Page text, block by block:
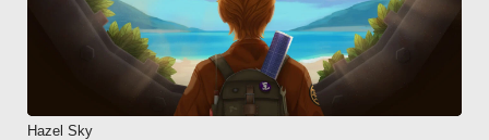
Hazel Sky